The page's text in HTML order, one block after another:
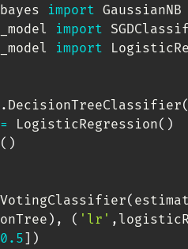
import
import
import
. DecisionTreeClassifier
= LogisticRegression( )
( )
VotingClassifier(
) , ( 'lr' ,
0.5] )